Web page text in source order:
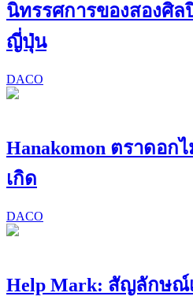
นิทรรศการของสองศิ
ญี่ปุ่น
DACO
Hanakomon ตราดอก
เกิด
DACO
Help Mark: สัญลักษณ์